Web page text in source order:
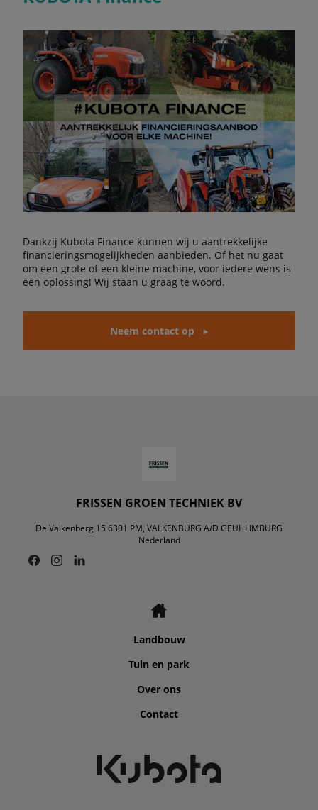
Dankzij Kubota Finance kunnen wij u aantrekkelijke
financieringsmogelijkheden aanbieden. Of het nu gaat
om een grote of een kleine machine, voor iedere wens is
een oplossing! Wij staan u graag te woord.
Neem contact op
FRISSEN GROEN TECHNIEK BV
De Valkenberg 15 6301 PM, VALKENBURG A/D GEUL LIMBURG
Nederland
Landbouw
Tuin en park
Over ons
Contact